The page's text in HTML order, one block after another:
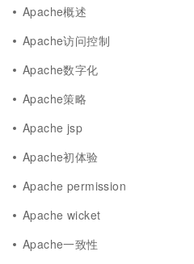
Apache概述
Apache访问控制
Apache数字化
Apache策略
Apache jsp
Apache初体验
Apache permission
Apache wicket
Apache一致性